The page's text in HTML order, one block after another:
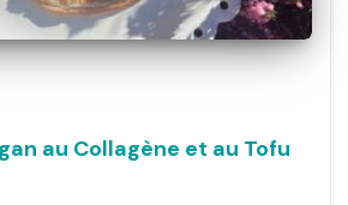
au Collagène et au Tofu